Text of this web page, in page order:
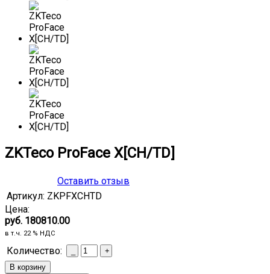
ZKTeco ProFace X[CH/TD]
Оставить отзыв
Артикул: ZKPFXCHTD
Цена:
руб. 180810.00
в т.ч. 22 % НДС
Количество: